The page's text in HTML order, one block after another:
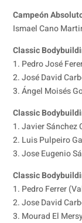
Campeón
Ismael Cano
Classic
1. Pedro José
2. José David
3. Ángel Moisés
Classic
1. Javier Sánchez
2. Luis Pulpeiro
3. Jose Eugenio
Classic
1. Pedro Ferrer
2. Jose David
3. Mourad El